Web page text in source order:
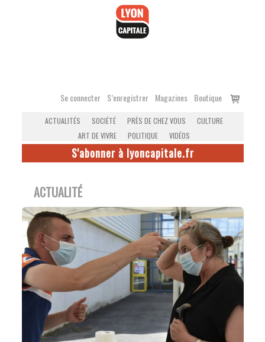
Se connecter S’enregistrer Magazines Boutique
Voir
ACTUALITÉS SOCIÉTÉ PRÈS DE CHEZ VOUS
CULTURE
ART DE VIVRE
POLITIQUE VIDÉOS
S'abonner à lyoncapitale.fr
ACTUALITÉ